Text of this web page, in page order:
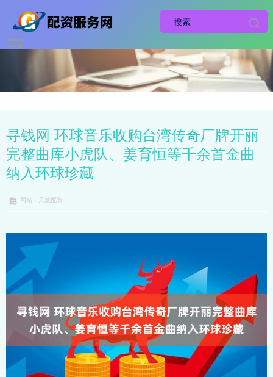
寻钱网 环球音乐收购台湾传奇厂牌开丽
完整曲库小虎队、姜育恒等千余首金曲
纳入环球珍藏
网站：天成配资